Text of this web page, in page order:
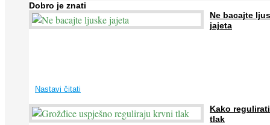
Dobro je znati
Ne bacajte
jajeta
Nastavi čitati
Kako
tlak